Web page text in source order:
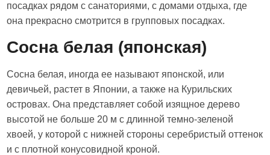
посадках рядом с санаториями, с домами отдыха, где
она прекрасно смотрится в групповых посадках.
Сосна белая (японская)
Сосна белая, иногда ее называют японской, или
девичьей, растет в Японии, а также на Курильских
островах. Она представляет собой изящное дерево
высотой не больше 20 м с длинной темно-зеленой
хвоей, у которой с нижней стороны серебристый оттенок
и с плотной конусовидной кроной.